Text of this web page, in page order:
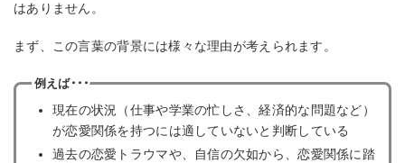
はありません。
まず、この言葉の背景には様々な理由が考えられます。
例えば･･･
現在の状況（仕事や学業の忙しさ、経済的な問題など）
が恋愛関係を持つには適していないと判断している
過去の恋愛トラウマや、自信の欠如から、恋愛関係に踏